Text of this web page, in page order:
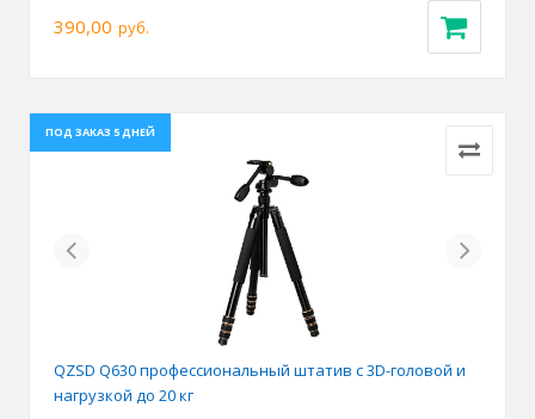
390,00 руб.
ПОД ЗАКАЗ 5 ДНЕЙ
Previous Next
QZSD Q630 профессиональный штатив с 3D-головой и
нагрузкой до 20 кг